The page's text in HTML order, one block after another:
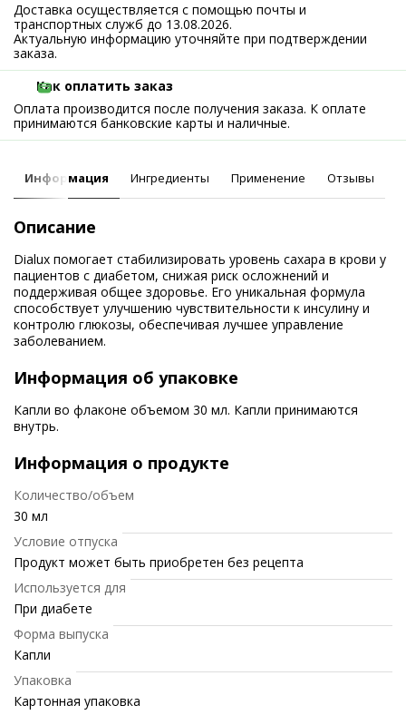
Доставка осуществляется с помощью почты и
транспортных служб до 13.08.2026.
Актуальную информацию уточняйте при подтверждении
заказа.
Как оплатить заказ
Оплата производится после получения заказа. К оплате
принимаются банковские карты и наличные.
Информация Ингредиенты Применение Отзывы
Описание
Dialux помогает стабилизировать уровень сахара в крови у
пациентов с диабетом, снижая риск осложнений и
поддерживая общее здоровье. Его уникальная формула
способствует улучшению чувствительности к инсулину и
контролю глюкозы, обеспечивая лучшее управление
заболеванием.
Информация об упаковке
Капли во флаконе объемом 30 мл. Капли принимаются
внутрь.
Информация о продукте
Количество/объем
30 мл
Условие отпуска
Продукт может быть приобретен без рецепта
Используется для
При диабете
Форма выпуска
Капли
Упаковка
Картонная упаковка